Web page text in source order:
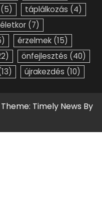
(5) táplálkozás (4)
életkor (7)
érzelmek (15)
önfejlesztés (40)
újrakezdés (10)
Theme: Timely News By